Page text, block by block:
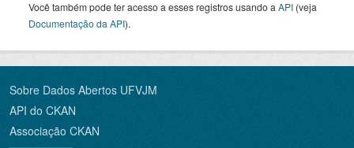
Você também pode ter acesso a esses registros usando a API (veja
Documentação da API).
Sobre Dados Abertos UFVJM
API do CKAN
Associação CKAN